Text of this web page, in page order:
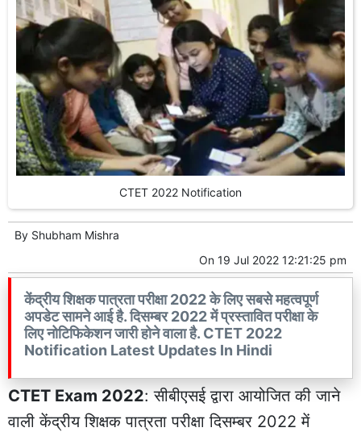
CTET 2022 Notification
By Shubham Mishra
On 19 Jul 2022 12:21:25 pm
केंद्रीय शिक्षक पात्रता परीक्षा 2022 के लिए सबसे महत्वपूर्ण
अपडेट सामने आई है. दिसम्बर 2022 में प्रस्तावित परीक्षा के
लिए नोटिफिकेशन जारी होने वाला है. CTET 2022
Notification Latest Updates In Hindi
CTET Exam 2022: सीबीएसई द्वारा आयोजित की जाने
वाली केंद्रीय शिक्षक पात्रता परीक्षा दिसम्बर 2022 में